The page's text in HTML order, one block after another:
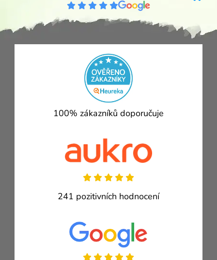
100% zákazníků doporučuje
241 pozitivních hodnocení